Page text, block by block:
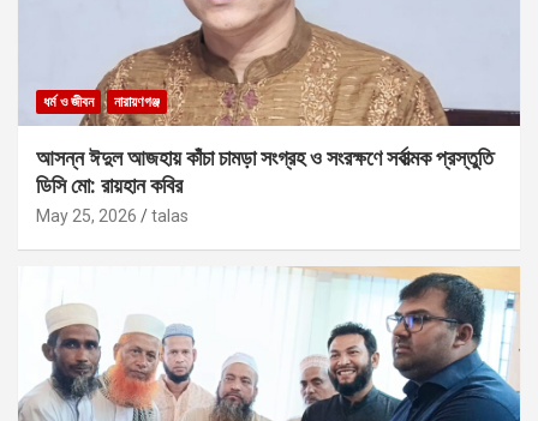
ধর্ম ও জীবন নারায়ণগঞ্জ
আসন্ন ঈদুল আজহায় কাঁচা চামড়া সংগ্রহ ও সংরক্ষণে সর্বাত্মক প্রস্তুতি
ডিসি মো: রায়হান কবির
May 25, 2026 talas